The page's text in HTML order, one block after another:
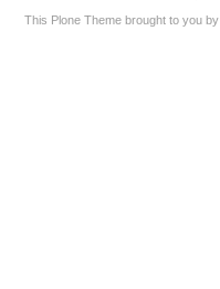
This Plone Theme brought to you by